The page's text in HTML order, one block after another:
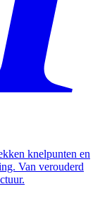
knelpunten en
Van verouderd